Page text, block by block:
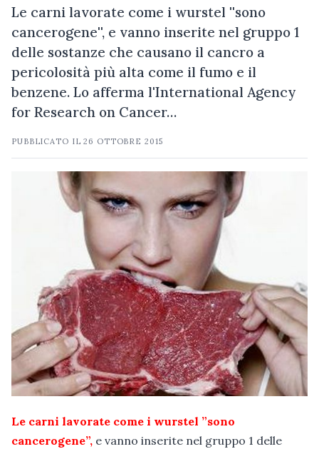
Le carni lavorate come i wurstel ''sono
cancerogene'', e vanno inserite nel gruppo 1
delle sostanze che causano il cancro a
pericolosità più alta come il fumo e il
benzene. Lo afferma l'International Agency
for Research on Cancer…
PUBBLICATO IL26 OTTOBRE 2015
Le carni lavorate come i wurstel ”sono
cancerogene”, e vanno inserite nel gruppo 1 delle